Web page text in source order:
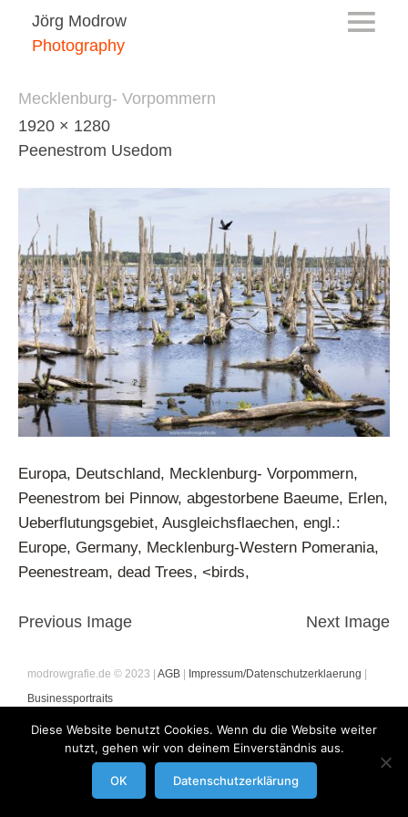
Jörg Modrow
Photography
Mecklenburg- Vorpommern
1920 × 1280
Peenestrom Usedom
Europa, Deutschland, Mecklenburg- Vorpommern,
Peenestrom bei Pinnow, abgestorbene Baeume, Erlen,
Ueberflutungsgebiet, Ausgleichsflaechen, engl.:
Europe, Germany, Mecklenburg-Western Pomerania,
Peenestream, dead Trees, <birds,
Previous Image Next Image
modrowgrafie.de © 2023 | AGB| Impressum/Datenschutzerklaerung
Businessportraits
Diese Website benutzt Cookies. Wenn du die Website weiter
nutzt, gehen wir von deinem Einverständnis aus.
OK Datenschutzerklärung